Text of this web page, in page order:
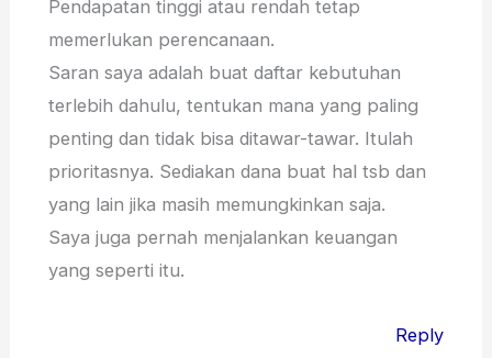
Pendapatan tinggi atau rendah tetap
memerlukan perencanaan.
Saran saya adalah buat daftar kebutuhan
terlebih dahulu, tentukan mana yang paling
penting dan tidak bisa ditawar-tawar. Itulah
prioritasnya. Sediakan dana buat hal tsb dan
yang lain jika masih memungkinkan saja.
Saya juga pernah menjalankan keuangan
yang seperti itu.
Reply